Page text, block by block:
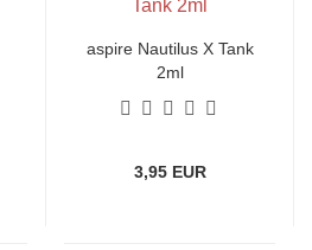
aspire Nautilus X Tank
2ml
3,95 EUR